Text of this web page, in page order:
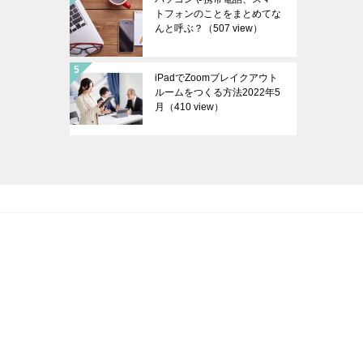
トフォンのことをまとめてな
んと呼ぶ？
（507 view）
iPadでZoomブレイクアウト
ルームをつくる方法2022年5
月
（410 view）